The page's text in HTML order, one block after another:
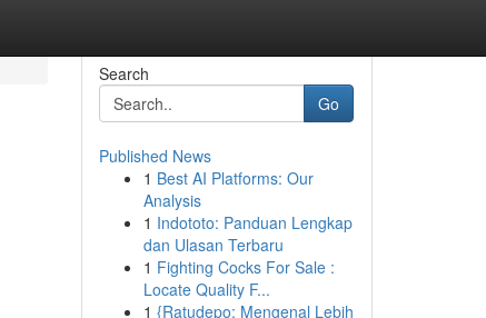
Search
Go
Published News
1 Best AI Platforms: Our
Analysis
1 Indototo: Panduan Lengkap
dan Ulasan Terbaru
1 Fighting Cocks For Sale :
Locate Quality F...
1 {Ratudepo: Mengenal Lebih